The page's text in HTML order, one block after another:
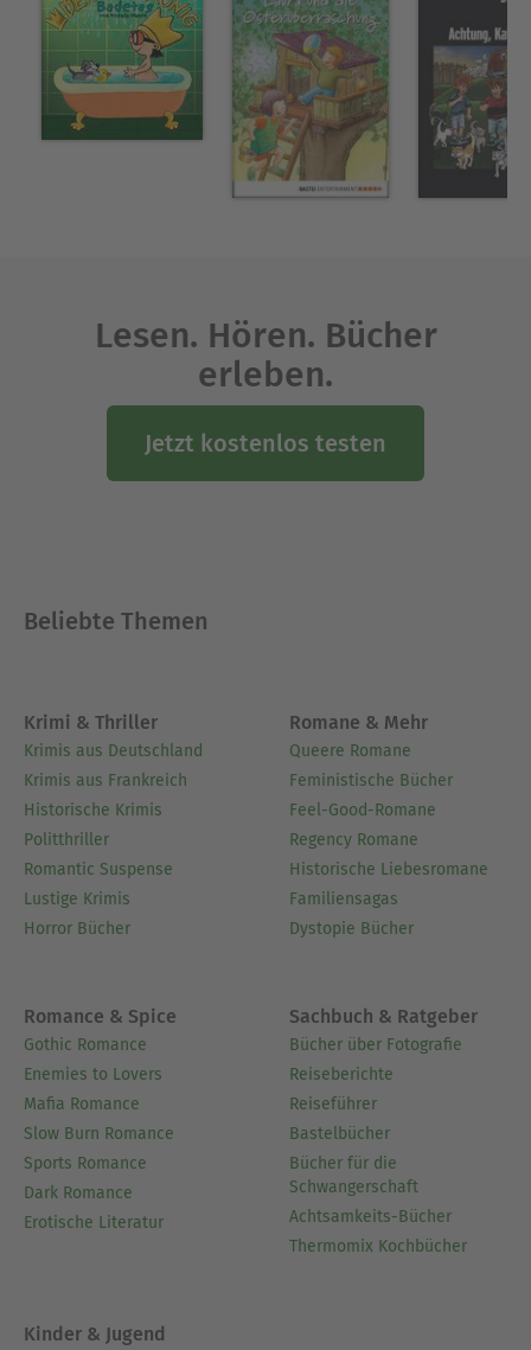
Lesen. Hören. Bücher
erleben.
Jetzt kostenlos testen
Beliebte Themen
Krimi & Thriller
Krimis aus Deutschland
Krimis aus Frankreich
Historische Krimis
Politthriller
Romantic Suspense
Lustige Krimis
Horror Bücher
Romane & Mehr
Queere Romane
Feministische Bücher
Feel-Good-Romane
Regency Romane
Historische Liebesromane
Familiensagas
Dystopie Bücher
Romance & Spice
Gothic Romance
Enemies to Lovers
Mafia Romance
Slow Burn Romance
Sports Romance
Dark Romance
Erotische Literatur
Sachbuch & Ratgeber
Bücher über Fotografie
Reiseberichte
Reiseführer
Bastelbücher
Bücher für die
Schwangerschaft
Achtsamkeits-Bücher
Thermomix Kochbücher
Kinder & Jugend